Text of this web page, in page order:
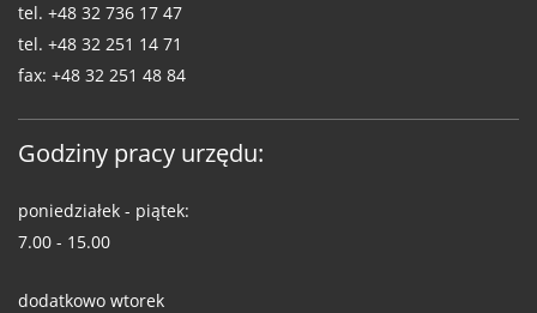
tel. +48 32 736 17 47
tel. +48 32 251 14 71
fax: +48 32 251 48 84
Godziny pracy urzędu:
poniedziałek - piątek:
7.00 - 15.00
dodatkowo wtorek